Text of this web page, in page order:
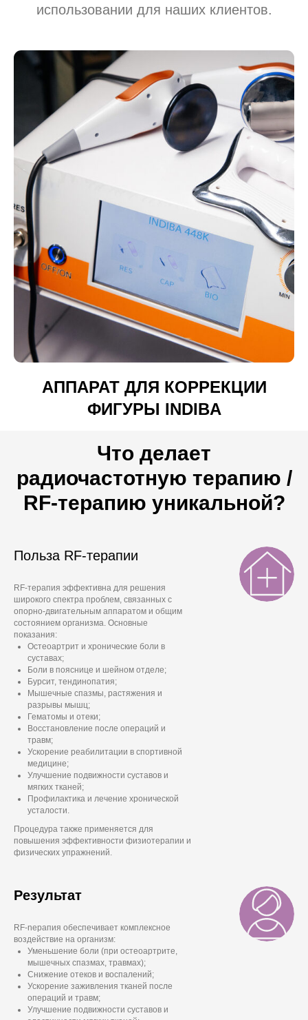
использовании для наших клиентов.
АППАРАТ ДЛЯ КОРРЕКЦИИ
ФИГУРЫ INDIBA
Что делает
радиочастотную терапию /
RF-терапию уникальной?
Польза RF-терапии
RF-терапия эффективна для решения
широкого спектра проблем, связанных с
опорно-двигательным аппаратом и общим
состоянием организма. Основные
показания:
Остеоартрит и хронические боли в
суставах;
Боли в пояснице и шейном отделе;
Бурсит, тендинопатия;
Мышечные спазмы, растяжения и
разрывы мышц;
Гематомы и отеки;
Восстановление после операций и
травм;
Ускорение реабилитации в спортивной
медицине;
Улучшение подвижности суставов и
мягких тканей;
Профилактика и лечение хронической
усталости.
Процедура также применяется для
повышения эффективности физиотерапии и
физических упражнений.
Результат
RF-nерапия обеспечивает комплексное
воздействие на организм:
Уменьшение боли (при остеоартрите,
мышечных спазмах, травмах);
Снижение отеков и воспалений;
Ускорение заживления тканей после
операций и травм;
Улучшение подвижности суставов и